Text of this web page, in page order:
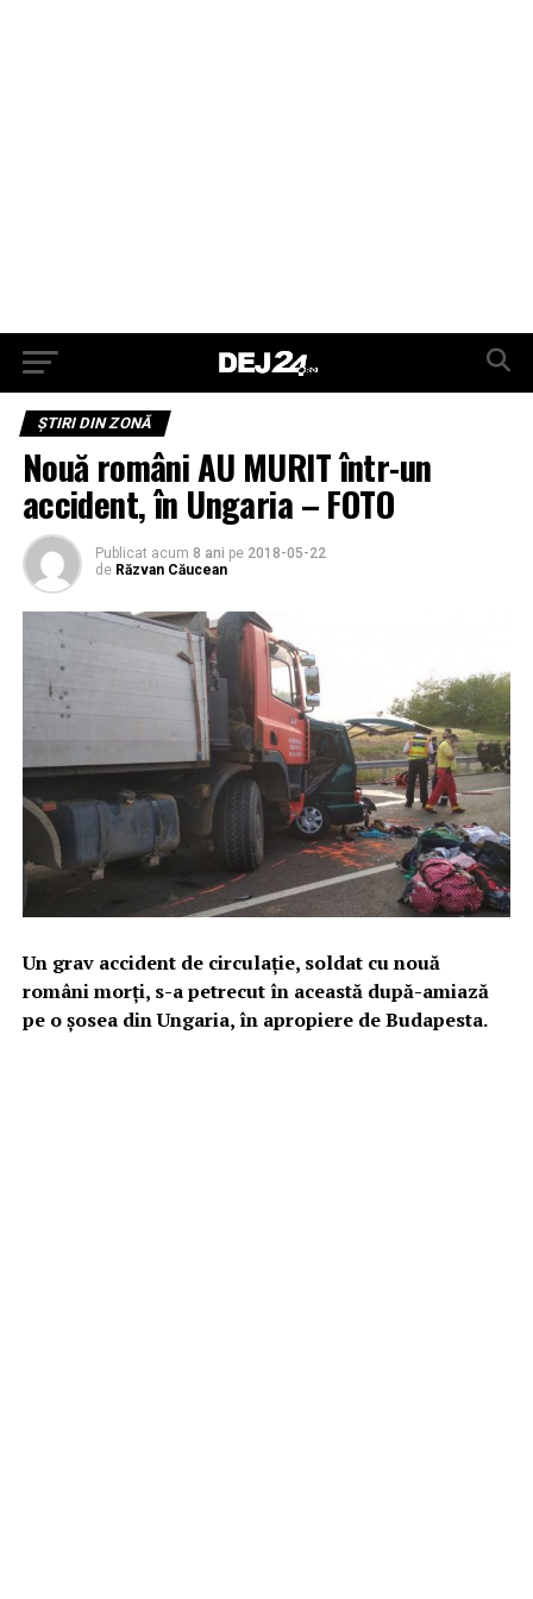
ŞTIRI DIN ZONĂ
Nouă români AU MURIT într-un
accident, în Ungaria – FOTO
Publicat acum 8 ani pe 2018-05-22
de Răzvan Căucean
Un grav accident de circulație, soldat cu nouă
români morți, s-a petrecut în această după-amiază
pe o șosea din Ungaria, în apropiere de Budapesta.